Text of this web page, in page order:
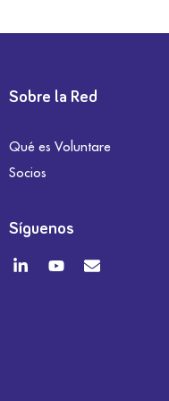
Sobre la Red
Qué es Voluntare
Socios
Síguenos